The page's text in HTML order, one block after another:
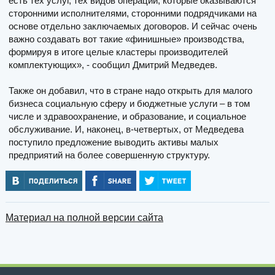
сторонними исполнителями, сторонними подрядчиками на
основе отдельно заключаемых договоров. И сейчас очень
важно создавать вот такие «финишные» производства,
формируя в итоге целые кластеры производителей
комплектующих», - сообщил Дмитрий Медведев.
Также он добавил, что в стране надо открыть для малого
бизнеса социальную сферу и бюджетные услуги – в том
числе и здравоохранение, и образование, и социальное
обслуживание. И, наконец, в-четвертых, от Медведева
поступило предложение выводить активы малых
предприятий на более совершенную структуру.
Материал на полной версии сайта